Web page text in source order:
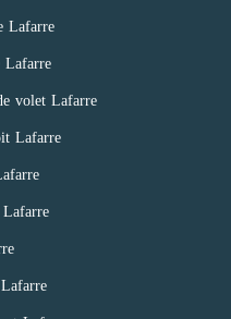
Lafarre
Lafarre
volet Lafarre
Lafarre
Lafarre